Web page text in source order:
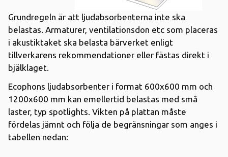
Grundregeln är att ljudabsorbenterna inte ska
belastas. Armaturer, ventilationsdon etc som placeras
i akustiktaket ska belasta bärverket enligt
tillverkarens rekommendationer eller fästas direkt i
bjälklaget.
Ecophons ljudabsorbenter i format 600x600 mm och
1200x600 mm kan emellertid belastas med små
laster, typ spotlights. Vikten på plattan måste
fördelas jämnt och följa de begränsningar som anges i
tabellen nedan: